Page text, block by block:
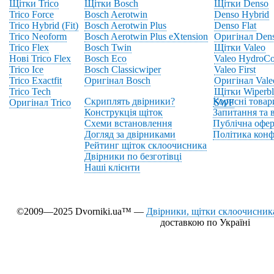
Щітки Trico
Trico Force
Trico Hybrid (Fit)
Trico Neoform
Trico Flex
Нові Trico Flex
Trico Ice
Trico Exactfit
Trico Tech
Оригінал Trico
Щітки Bosch
Bosch Aerotwin
Bosch Aerotwin Plus
Bosch Aerotwin Plus eXtension
Bosch Twin
Bosch Eco
Bosch Classicwiper
Оригінал Bosch
Щітки Denso
Denso Hybrid
Denso Flat
Оригінал
Щітки Valeo
Valeo
Valeo First
Оригінал
Щітки
SWF
Скриплять двірники?
Конструкція щіток
Схеми встановлення
Догляд за двірниками
Рейтинг щіток склоочисника
Двірники по безготівці
Наші клієнти
Корисні
Запитання та
Публічна
Політика
©2009—2025 Dvorniki.ua™ — Двірники, щітки
доставкою по Україні